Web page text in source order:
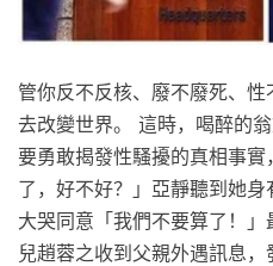
管你反不反核、廢不廢死、
去改變世界。 這時，喝醉的
要勇敢揭發性騷擾的真相事
了，好不好？」亞靜聽到她身
大哭同意「我們不要算了！
兒趙蓉之收到父親外遇訊息